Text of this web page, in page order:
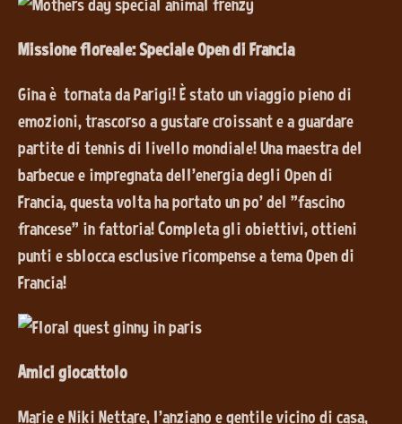
Missione floreale: Speciale Open di Francia
Gina è tornata da Parigi! È stato un viaggio pieno di
emozioni, trascorso a gustare croissant e a guardare
partite di tennis di livello mondiale! Una maestra del
barbecue e impregnata dell'energia degli Open di
Francia, questa volta ha portato un po' del "fascino
francese" in fattoria! Completa gli obiettivi, ottieni
punti e sblocca esclusive ricompense a tema Open di
Francia!
Amici giocattolo
Marie e Niki Nettare, l'anziano e gentile vicino di casa,